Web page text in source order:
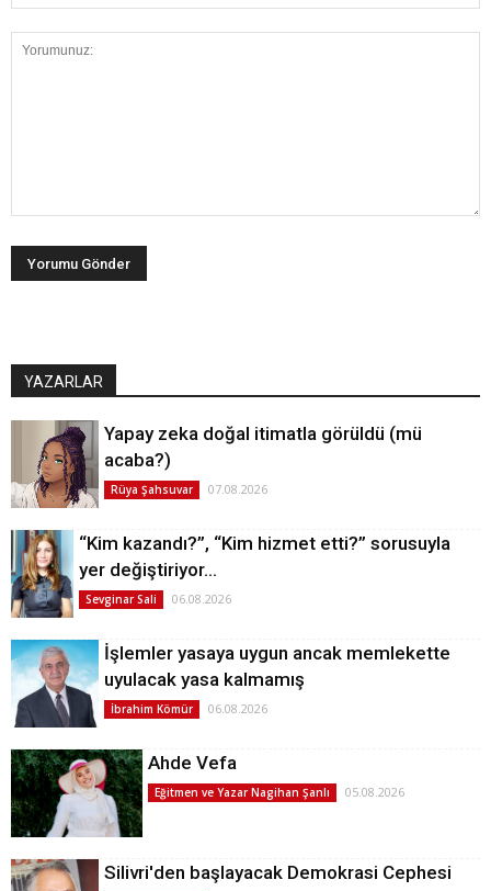
YAZARLAR
Yapay zeka doğal itimatla görüldü (mü
acaba?)
Rüya Şahsuvar 07.08.2026
“Kim kazandı?”, “Kim hizmet etti?” sorusuyla
yer değiştiriyor…
Sevginar Sali 06.08.2026
İşlemler yasaya uygun ancak memlekette
uyulacak yasa kalmamış
İbrahim Kömür 06.08.2026
Ahde Vefa
Eğitmen ve Yazar Nagihan Şanlı 05.08.2026
Silivri'den başlayacak Demokrasi Cephesi